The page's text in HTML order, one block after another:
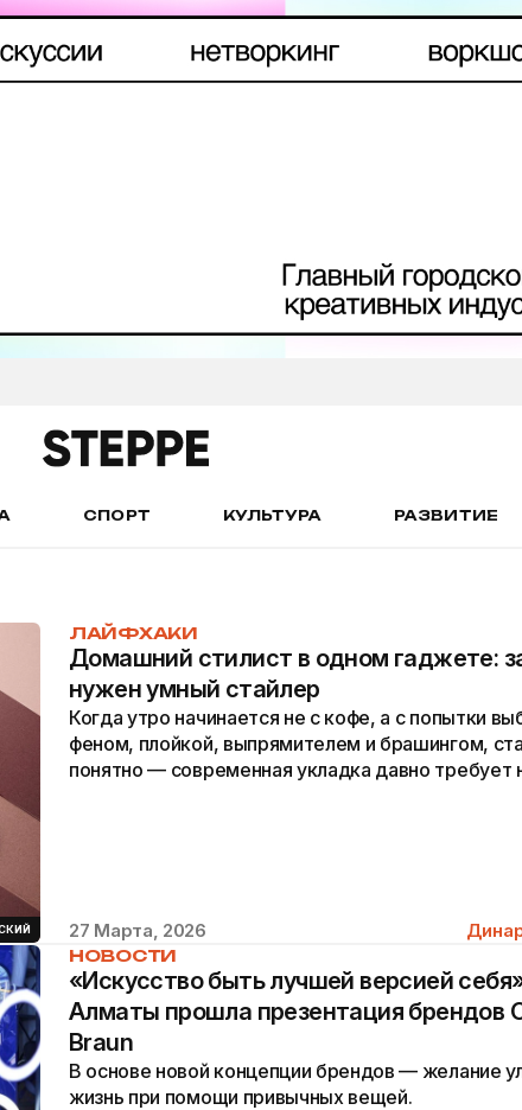
СПОРТ КУЛЬТУРА РАЗВИТИЕ
ЛАЙФХАКИ
Домашний стилист в одном гаджете:
нужен умный стайлер
Когда утро начинается не с кофе, а с попытки
феном, плойкой, выпрямителем и брашингом,
понятно — современная укладка давно требует
27 Марта, 2026
НОВОСТИ
«Искусство быть лучшей версией
Алматы прошла презентация брендов
Braun
В основе новой концепции брендов — желание
жизнь при помощи привычных вещей.